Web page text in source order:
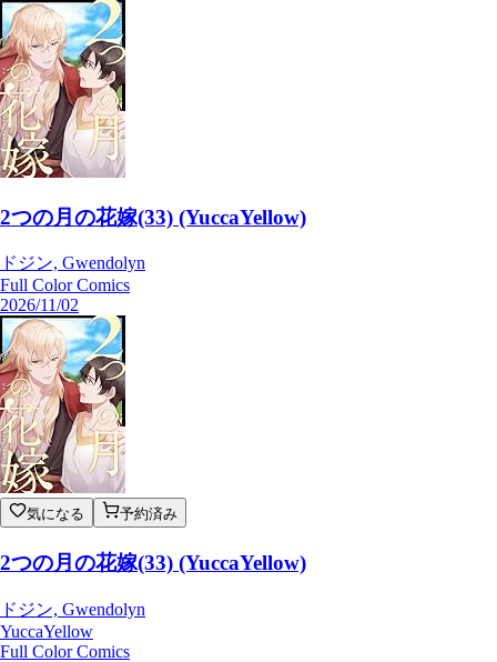
2つの月の花嫁(33) (YuccaYellow)
ドジン, Gwendolyn
Full Color Comics
2026/11/02
気になる 予約済み
2つの月の花嫁(33) (YuccaYellow)
ドジン, Gwendolyn
YuccaYellow
Full Color Comics